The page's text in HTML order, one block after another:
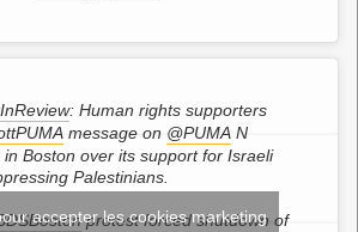
: Human rights supporters
message on @PUMA N
in Boston over its support for Israeli
Palestinians.
protest forced shutdown of
accepter les cookies marketing